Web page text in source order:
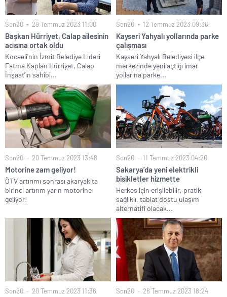
Son20 29 Temmuz 2023 11:00
Başkan Hürriyet, Calap ailesinin
acısına ortak oldu
Kocaeli'nin İzmit Belediye Lideri
Fatma Kaplan Hürriyet, Calap
İnşaat’ın sahibi...
Son20 12 Temmuz 2023 09:36
Kayseri Yahyalı yollarında parke
çalışması
Kayseri Yahyalı Belediyesi ilçe
merkezinde yeni açtığı imar
yollarına parke...
Son20 20 Temmuz 2023 13:48
Motorine zam geliyor!
ÖTV artırımı sonrası akaryakıta
birinci artırım yarın motorine
geliyor!
Son20 11 Temmuz 2023 04:20
Sakarya’da yeni elektrikli
bisikletler hizmette
Herkes için erişilebilir, pratik,
sağlıklı, tabiat dostu ulaşım
alternatifi olacak...
Son20 20 Temmuz 2023 11:36 Son20 26 Temmuz 2023 18:24